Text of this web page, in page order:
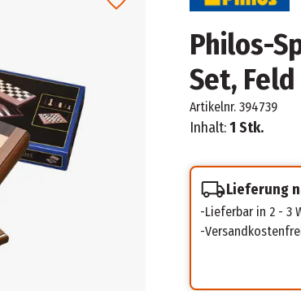
Philos-
Set,
Artikelnr. 394739
Inhalt:1 Stk.
Lieferung
Lieferbar in 2 - 3